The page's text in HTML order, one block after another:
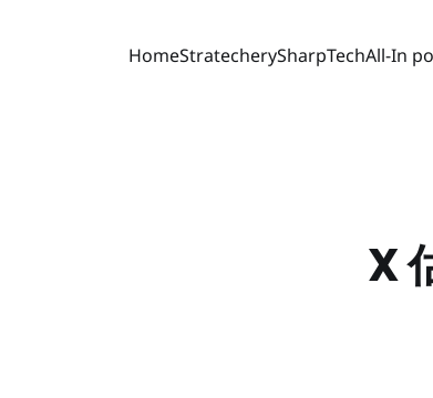
HomeStratecherySharpTechAll-In
X